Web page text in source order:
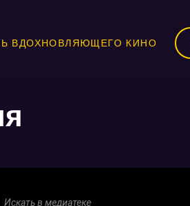
ВДОХНОВЛЯЮЩЕГО КИНО